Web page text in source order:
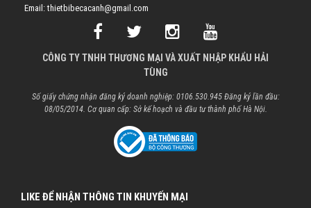
Email: thietbibecacanh@gmail.com
CÔNG TY TNHH THƯƠNG MẠI VÀ XUẤT NHẬP KHẨU HẢI
TÙNG
Số giấy chứng nhận đăng ký doanh nghiệp: 0106.530.945 Đăng ký lần đầu:
08/05/2014. Cơ quan cấp: Sở kế hoạch và đầu tư thành phố Hà Nội.
LIKE ĐỂ NHẬN THÔNG TIN KHUYẾN MẠI